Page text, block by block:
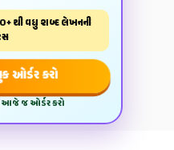
થી વધુ શબ્દ લેખનની
ઓર્ડર કરો
આજે જ ઓર્ડર કરો